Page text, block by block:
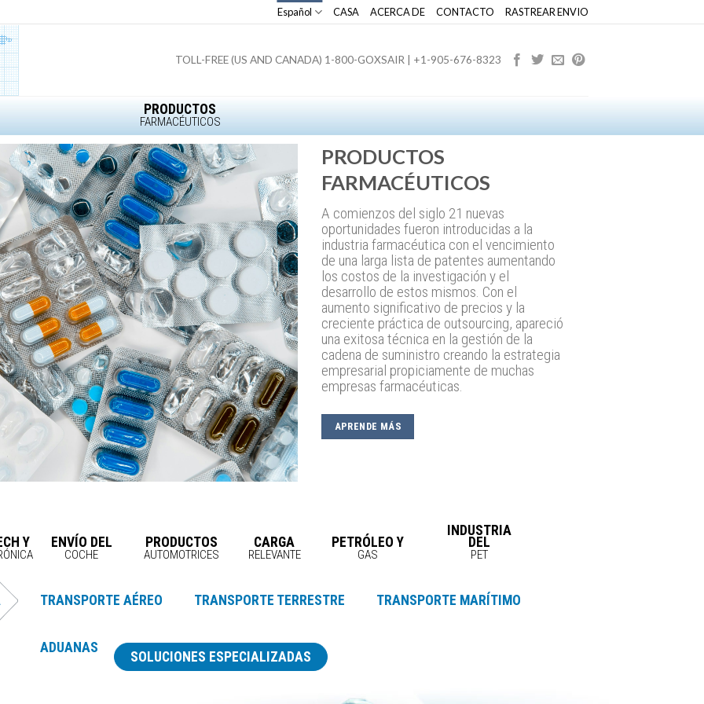
Español CASA ACERCA DE CONTACTO RASTREAR ENVIO
TOLL-FREE (US AND CANADA) 1-800-GOXSAIR | +1-905-676-8323
PRODUCTOS
FARMACÉUTICOS
PRODUCTOS
FARMACÉUTICOS
A comienzos del siglo 21 nuevas
oportunidades fueron introducidas a la
industria farmacéutica con el vencimiento
de una larga lista de patentes aumentando
los costos de la investigación y el
desarrollo de estos mismos. Con el
aumento significativo de precios y la
creciente práctica de outsourcing, apareció
una exitosa técnica en la gestión de la
cadena de suministro creando la estrategia
empresarial propiciamente de muchas
empresas farmacéuticas.
APRENDE MÁS
Y ENVÍO DEL
COCHE
PRODUCTOS
AUTOMOTRICES
CARGA
RELEVANTE
PETRÓLEO Y
GAS
INDUSTRIA
DEL
PET
TRANSPORTE AÉREO TRANSPORTE TERRESTRE TRANSPORTE MARÍTIMO
ADUANAS
SOLUCIONES ESPECIALIZADAS